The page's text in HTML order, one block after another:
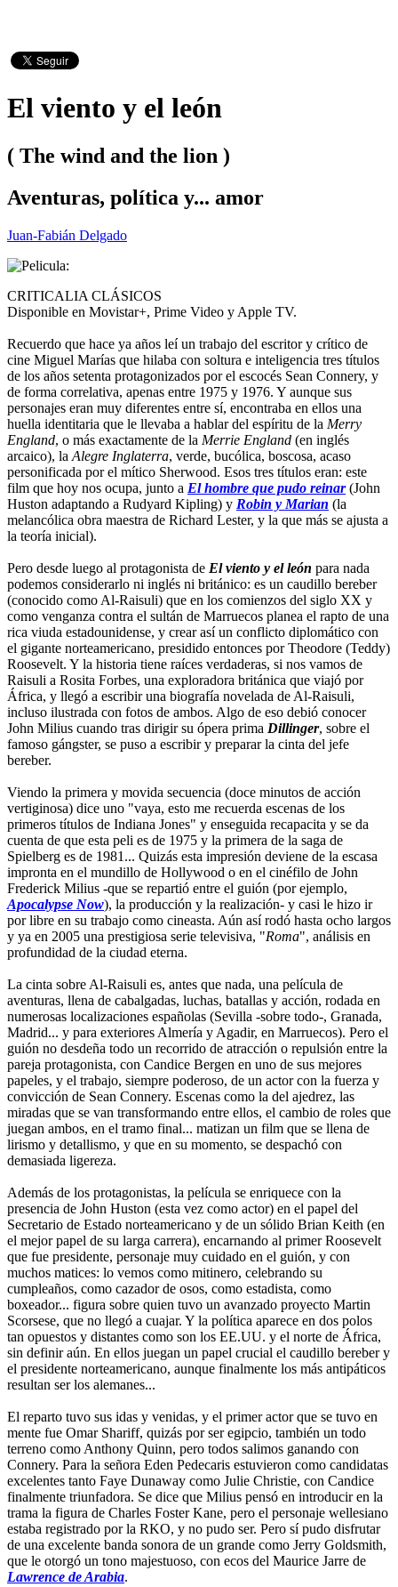
El viento y el león
( The wind and the lion )
Aventuras, política y... amor
Juan-Fabián Delgado
CRITICALIA CLÁSICOS
Disponible en Movistar+, Prime Video y Apple TV.
Recuerdo que hace ya años leí un trabajo del escritor y crítico de
cine Miguel Marías que hilaba con soltura e inteligencia tres títulos
de los años setenta protagonizados por el escocés Sean Connery, y
de forma correlativa, apenas entre 1975 y 1976. Y aunque sus
personajes eran muy diferentes entre sí, encontraba en ellos una
huella identitaria que le llevaba a hablar del espíritu de la Merry
England, o más exactamente de la Merrie England (en inglés
arcaico), la Alegre Inglaterra, verde, bucólica, boscosa, acaso
personificada por el mítico Sherwood. Esos tres títulos eran: este
film que hoy nos ocupa, junto a El hombre que pudo reinar(John
Huston adaptando a Rudyard Kipling) y Robin y Marian (la
melancólica obra maestra de Richard Lester, y la que más se ajusta a
la teoría inicial).
Pero desde luego al protagonista de El viento y el león para nada
podemos considerarlo ni inglés ni británico: es un caudillo bereber
(conocido como Al-Raisuli) que en los comienzos del siglo XX y
como venganza contra el sultán de Marruecos planea el rapto de una
rica viuda estadounidense, y crear así un conflicto diplomático con
el gigante norteamericano, presidido entonces por Theodore (Teddy)
Roosevelt. Y la historia tiene raíces verdaderas, si nos vamos de
Raisuli a Rosita Forbes, una exploradora británica que viajó por
África, y llegó a escribir una biografía novelada de Al-Raisuli,
incluso ilustrada con fotos de ambos. Algo de eso debió conocer
John Milius cuando tras dirigir su ópera prima Dillinger, sobre el
famoso gángster, se puso a escribir y preparar la cinta del jefe
bereber.
Viendo la primera y movida secuencia (doce minutos de acción
vertiginosa) dice uno "vaya, esto me recuerda escenas de los
primeros títulos de Indiana Jones" y enseguida recapacita y se da
cuenta de que esta peli es de 1975 y la primera de la saga de
Spielberg es de 1981... Quizás esta impresión deviene de la escasa
impronta en el mundillo de Hollywood o en el cinéfilo de John
Frederick Milius -que se repartió entre el guión (por ejemplo,
Apocalypse Now), la producción y la realización- y casi le hizo ir
por libre en su trabajo como cineasta. Aún así rodó hasta ocho largos
y ya en 2005 una prestigiosa serie televisiva, "Roma", análisis en
profundidad de la ciudad eterna.
La cinta sobre Al-Raisuli es, antes que nada, una película de
aventuras, llena de cabalgadas, luchas, batallas y acción, rodada en
numerosas localizaciones españolas (Sevilla -sobre todo-, Granada,
Madrid... y para exteriores Almería y Agadir, en Marruecos). Pero el
guión no desdeña todo un recorrido de atracción o repulsión entre la
pareja protagonista, con Candice Bergen en uno de sus mejores
papeles, y el trabajo, siempre poderoso, de un actor con la fuerza y
convicción de Sean Connery. Escenas como la del ajedrez, las
miradas que se van transformando entre ellos, el cambio de roles que
juegan ambos, en el tramo final... matizan un film que se llena de
lirismo y detallismo, y que en su momento, se despachó con
demasiada ligereza.
Además de los protagonistas, la película se enriquece con la
presencia de John Huston (esta vez como actor) en el papel del
Secretario de Estado norteamericano y de un sólido Brian Keith (en
el mejor papel de su larga carrera), encarnando al primer Roosevelt
que fue presidente, personaje muy cuidado en el guión, y con
muchos matices: lo vemos como mitinero, celebrando su
cumpleaños, como cazador de osos, como estadista, como
boxeador... figura sobre quien tuvo un avanzado proyecto Martin
Scorsese, que no llegó a cuajar. Y la política aparece en dos polos
tan opuestos y distantes como son los EE.UU. y el norte de África,
sin definir aún. En ellos juegan un papel crucial el caudillo bereber y
el presidente norteamericano, aunque finalmente los más antipáticos
resultan ser los alemanes...
El reparto tuvo sus idas y venidas, y el primer actor que se tuvo en
mente fue Omar Shariff, quizás por ser egipcio, también un todo
terreno como Anthony Quinn, pero todos salimos ganando con
Connery. Para la señora Eden Pedecaris estuvieron como candidatas
excelentes tanto Faye Dunaway como Julie Christie, con Candice
finalmente triunfadora. Se dice que Milius pensó en introducir en la
trama la figura de Charles Foster Kane, pero el personaje wellesiano
estaba registrado por la RKO, y no pudo ser. Pero sí pudo disfrutar
de una excelente banda sonora de un grande como Jerry Goldsmith,
que le otorgó un tono majestuoso, con ecos del Maurice Jarre de
Lawrence de Arabia.